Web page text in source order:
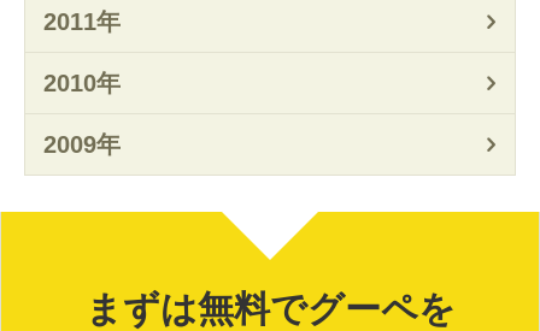
2011年
2010年
2009年
まずは無料でグーペを